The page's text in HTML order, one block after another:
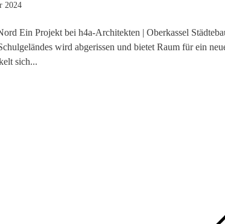
2024
Ein Projekt bei h4a-Architekten | Oberkassel
wird abgerissen und bietet Raum für ein
sich...